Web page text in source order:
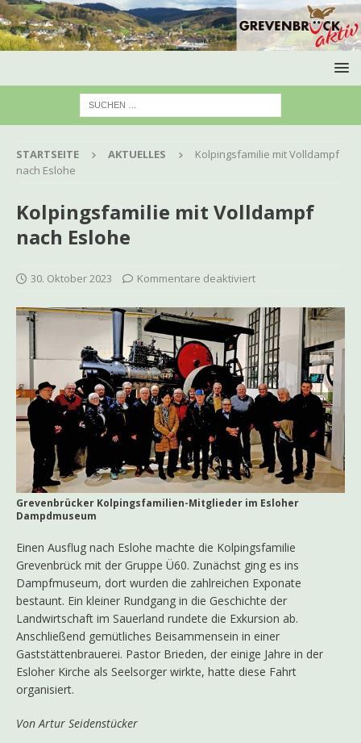
STARTSEITE AKTUELLES
Kolpingsfamilie mit Volldampf
nach Eslohe
Kolpingsfamilie mit Volldampf
nach Eslohe
30. Oktober 2023 Kommentare deaktiviert
Grevenbrücker Kolpingsfamilien-Mitglieder im Esloher
Dampdmuseum
Einen Ausflug nach Eslohe machte die Kolpingsfamilie
Grevenbrück mit der Gruppe Ü60. Zunächst ging es ins
Dampfmuseum, dort wurden die zahlreichen Exponate
bestaunt. Ein kleiner Rundgang in die Geschichte der
Landwirtschaft im Sauerland rundete die Exkursion ab.
Anschließend gemütliches Beisammensein in einer
Gaststättenbrauerei. Pastor Brieden, der einige Jahre in der
Esloher Kirche als Seelsorger wirkte, hatte diese Fahrt
organisiert.
Von Artur Seidenstücker